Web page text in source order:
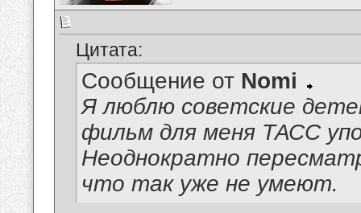
Цитата:
Сообщение от Nomi
Я люблю советские
фильм для меня ТАСС
Неоднократно
что так уже не умеют.